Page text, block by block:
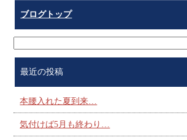
ブログトップ
最近の投稿
本腰入れた夏到来…
気付けば5月も終わり…